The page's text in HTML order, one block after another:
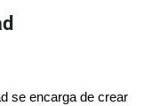
se encarga de crear